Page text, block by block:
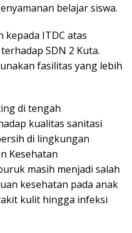
belajar siswa.
kepada ITDC atas
SDN 2 Kuta.
fasilitas yang lebih
di tengah
kualitas sanitasi
di lingkungan
Kesehatan
masih menjadi salah
kesehatan pada anak
kulit hingga infeksi